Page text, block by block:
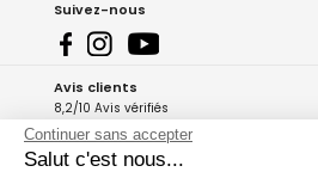
Suivez-nous
Avis clients
8,2/10 Avis vérifiés
L'Appli Phox
Continuer sans accepter
Salut c'est nous...